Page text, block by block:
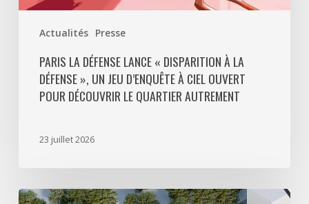
Actualités Presse
ciel
découvrir
quartier
PARIS LA DÉFENSE LANCE « DISPARITION À LA
DÉFENSE », UN JEU D’ENQUÊTE À CIEL OUVERT
POUR DÉCOUVRIR LE QUARTIER AUTREMENT
23 juillet 2026
Avec